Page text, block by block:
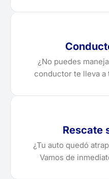
¿No puedes
conductor te lleva a
Rescate
¿Tu auto quedó
Vamos de